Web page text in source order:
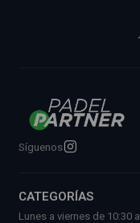
Síguenos
CATEGORÍAS
Lunes a viernes de 10:30